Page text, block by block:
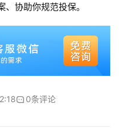
协助你规范投保。
0条评论